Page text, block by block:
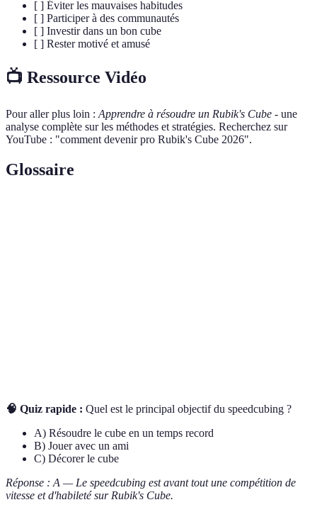
[ ] Éviter les mauvaises habitudes
[ ] Participer à des communautés
[ ] Investir dans un bon cube
[ ] Rester motivé et amusé
📺 Ressource Vidéo
Pour aller plus loin : Apprendre à résoudre un Rubik's Cube - une
analyse complète sur les méthodes et stratégies. Recherchez sur
YouTube : "comment devenir pro Rubik's Cube 2026".
Glossaire
🧠 Quiz rapide : Quel est le principal objectif du speedcubing ?
A) Résoudre le cube en un temps record
B) Jouer avec un ami
C) Décorer le cube
Réponse : A — Le speedcubing est avant tout une compétition de
vitesse et d'habileté sur Rubik's Cube.